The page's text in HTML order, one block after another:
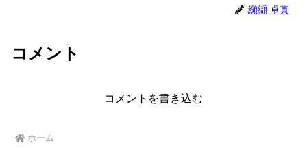
纐纈 卓真
コメント
コメントを書き込む
ホーム